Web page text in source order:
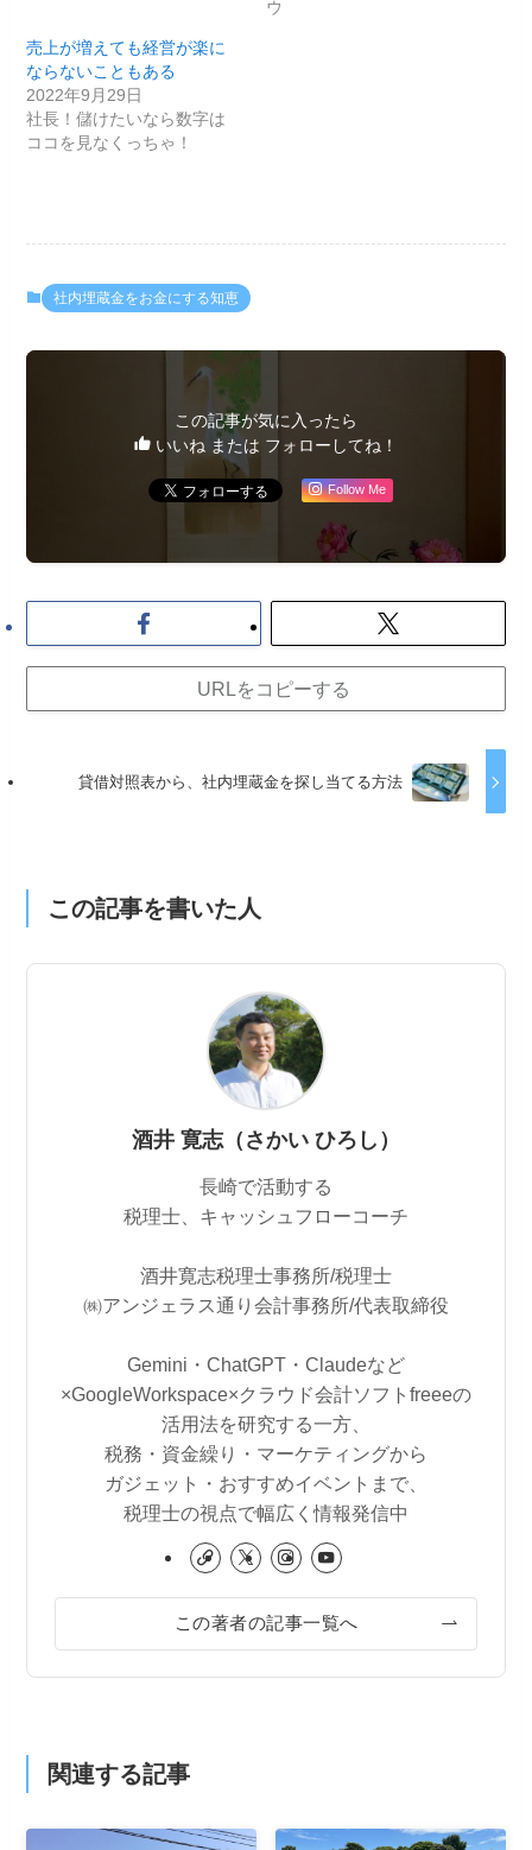
ウ
売上が増えても経営が楽に
ならないこともある
2022年9月29日
社長！儲けたいなら数字は
ココを見なくっちゃ！
社内埋蔵金をお金にする知恵
この記事が気に入ったら
いいね または フォローしてね！
Follow Me
URLをコピーする
貸借対照表から、社内埋蔵金を探し当てる方法
この記事を書いた人
酒井 寛志（さかい ひろし）
長崎で活動する
税理士、キャッシュフローコーチ
酒井寛志税理士事務所/税理士
㈱アンジェラス通り会計事務所/代表取締役
Gemini・ChatGPT・Claudeなど
×GoogleWorkspace×クラウド会計ソフトfreeeの
活用法を研究する一方、
税務・資金繰り・マーケティングから
ガジェット・おすすめイベントまで、
税理士の視点で幅広く情報発信中
この著者の記事一覧へ
関連する記事